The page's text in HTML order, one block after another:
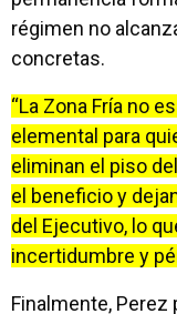
régimen no
concretas.
“La Zona Fría no
elemental para
eliminan el piso
el beneficio y
del Ejecutivo, lo
incertidumbre y
Finalmente, Perez